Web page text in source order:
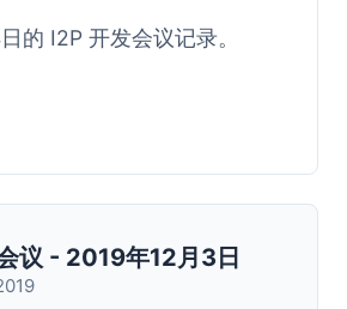
的 I2P 开发会议记录。
议 - 2019年12月3日